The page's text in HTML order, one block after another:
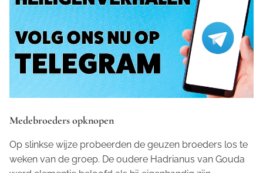
Medebroeders opknopen
Op slinkse wijze probeerden de geuzen broeders los te
weken van de groep. De oudere Hadrianus van Gouda